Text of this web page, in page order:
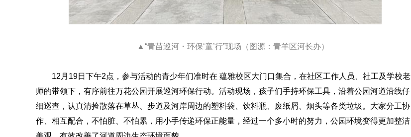
▲“青苗巡河・环保‘童’行”现场（图源：青羊区河长办）
12月19日下午2点，参与活动的青少年们准时在 蕴雅校区大门口集合，在社区工作人员、社工及学校老
师的带领下，有序前往万花公园开展巡河环保行动。活动现场，孩子们手持环保工具，沿着公园河道沿线仔
细巡查，认真清捡散落在草丛、步道及河岸周边的塑料袋、饮料瓶、废纸屑、烟头等各类垃圾。大家分工协
作、相互配合，不怕脏、不怕累，用小手传递环保正能量，经过一个多小时的努力，公园环境变得更加整洁